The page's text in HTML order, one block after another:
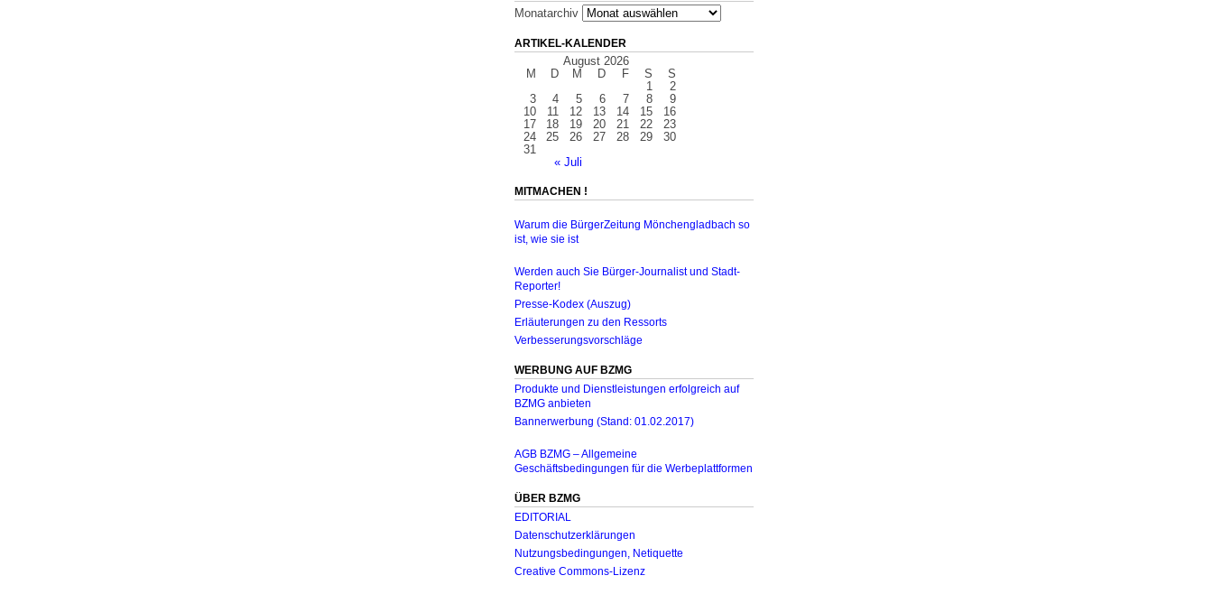
Monatarchiv
ARTIKEL-KALENDER
August 2026
M
D M D F S S
« Juli
1
2
3
4 5 6 7 8
9
10
11 12 13 14 15
16
17
18 19 20 21 22
23
24
25 26 27 28 29
30
31
MITMACHEN !
Warum die BürgerZeitung Mönchengladbach so
ist, wie sie ist
Werden auch Sie Bürger-Journalist und Stadt-
Reporter!
Presse-Kodex (Auszug)
Erläuterungen zu den Ressorts
Verbesserungsvorschläge
WERBUNG AUF BZMG
Produkte und Dienstleistungen erfolgreich auf
BZMG anbieten
Bannerwerbung (Stand: 01.02.2017)
AGB BZMG – Allgemeine
Geschäftsbedingungen für die Werbeplattformen
ÜBER BZMG
EDITORIAL
Datenschutzerklärungen
Nutzungsbedingungen, Netiquette
Creative Commons-Lizenz